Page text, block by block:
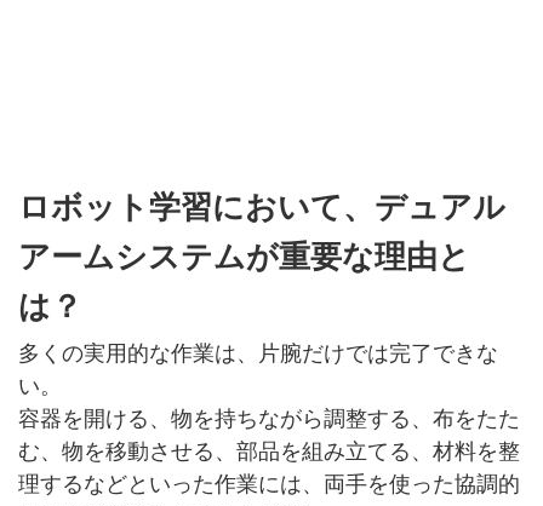
ロボット学習において、デュアル
アームシステムが重要な理由と
は？
多くの実用的な作業は、片腕だけでは完了できな
い。
容器を開ける、物を持ちながら調整する、布をたた
む、物を移動させる、部品を組み立てる、材料を整
理するなどといった作業には、両手を使った協調的